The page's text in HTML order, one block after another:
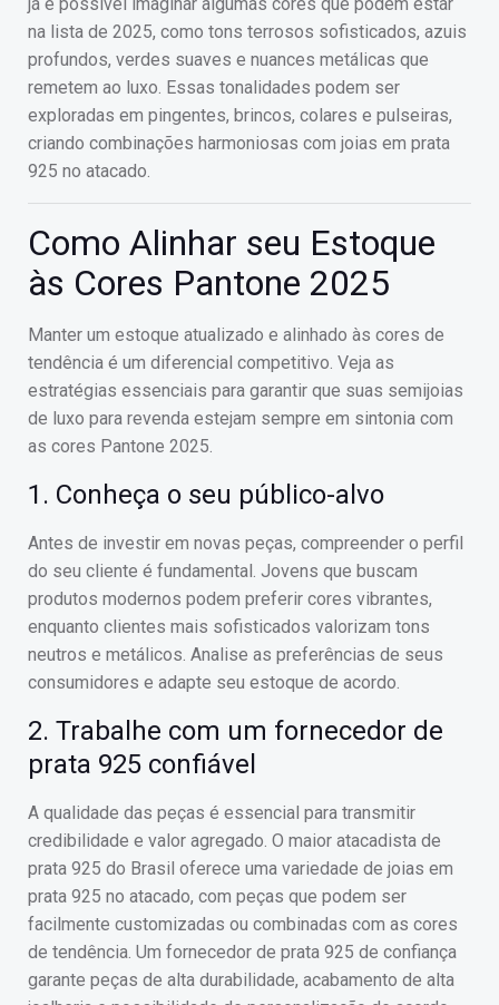
na lista de 2025, como tons terrosos sofisticados, azuis
profundos, verdes suaves e nuances metálicas que
remetem ao luxo. Essas tonalidades podem ser
exploradas em pingentes, brincos, colares e pulseiras,
criando combinações harmoniosas com joias em prata
925 no atacado.
Como Alinhar seu Estoque
às Cores Pantone 2025
Manter um estoque atualizado e alinhado às cores de
tendência é um diferencial competitivo. Veja as
estratégias essenciais para garantir que suas semijoias
de luxo para revenda estejam sempre em sintonia com
as cores Pantone 2025.
1. Conheça o seu público-alvo
Antes de investir em novas peças, compreender o perfil
do seu cliente é fundamental. Jovens que buscam
produtos modernos podem preferir cores vibrantes,
enquanto clientes mais sofisticados valorizam tons
neutros e metálicos. Analise as preferências de seus
consumidores e adapte seu estoque de acordo.
2. Trabalhe com um fornecedor de
prata 925 confiável
A qualidade das peças é essencial para transmitir
credibilidade e valor agregado. O maior atacadista de
prata 925 do Brasil oferece uma variedade de joias em
prata 925 no atacado, com peças que podem ser
facilmente customizadas ou combinadas com as cores
de tendência. Um fornecedor de prata 925 de confiança
garante peças de alta durabilidade, acabamento de alta